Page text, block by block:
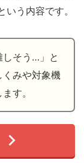
いう内容です。
しそう…」と
みや対象機
す。